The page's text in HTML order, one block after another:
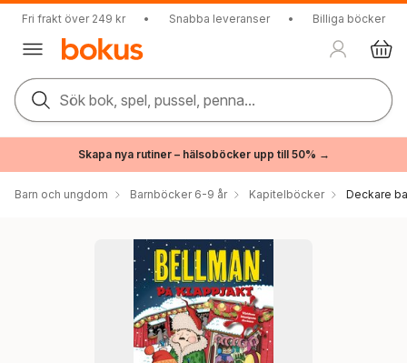
Fri frakt över 249 kr • Snabba leveranser • Billiga böcker
Sök bok, spel, pussel, penna...
Skapa nya rutiner – hälsoböcker upp till 50% →
Barn och ungdom Barnböcker 6-9 år Kapitelböcker Deckare